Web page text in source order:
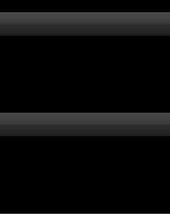
поиск можно выполнить.